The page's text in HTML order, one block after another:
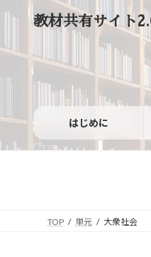
ン
ッ
ー
移
教材共有サイト
はじめに
TOP 単元 大衆社会